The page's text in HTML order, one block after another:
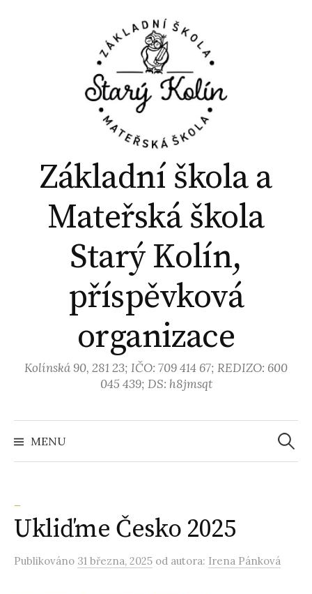
Základní škola a
Mateřská škola
Starý Kolín,
příspěvková
organizace
Kolínská 90, 281 23; IČO: 709 414 67; REDIZO: 600
045 439; DS: h8jmsqt
MENU V
l
Ukliďme Česko 2025
Publikováno 31 března, 2025 od autora: Irena Pánková